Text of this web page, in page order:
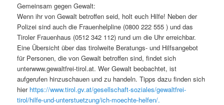
Gemeinsam gegen Gewalt:
Wenn ihr von Gewalt betroffen seid, holt euch Hilfe! Neben der
Polizei sind auch die Frauenhelpline (0800 222 555 ) und das
Tiroler Frauenhaus (0512 342 112) rund um die Uhr erreichbar.
Eine Übersicht über das tirolweite Beratungs- und Hilfsangebot
für Personen, die von Gewalt betroffen sind, findet sich
unterwww.gewaltfrei-tirol.at. Wer Gewalt beobachtet, ist
aufgerufen hinzuschauen und zu handeln. Tipps dazu finden sich
hier https://www.tirol.gv.at/gesellschaft-soziales/gewaltfrei-
tirol/hilfe-und-unterstuetzung/ich-moechte-helfen/.